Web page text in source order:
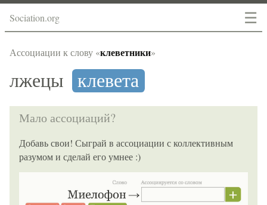
☰
Sociation.org
Ассоциации к слову «клеветники»
лжецы клевета
Мало ассоциаций?
Добавь свои! Сыграй в ассоциации с коллективным
разумом и сделай его умнее :)